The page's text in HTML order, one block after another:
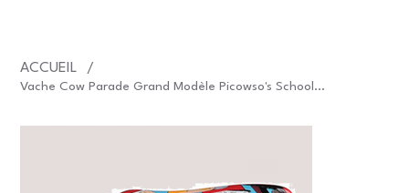
ACCUEIL /
Vache Cow Parade Grand Modèle Picowso's School for the Art